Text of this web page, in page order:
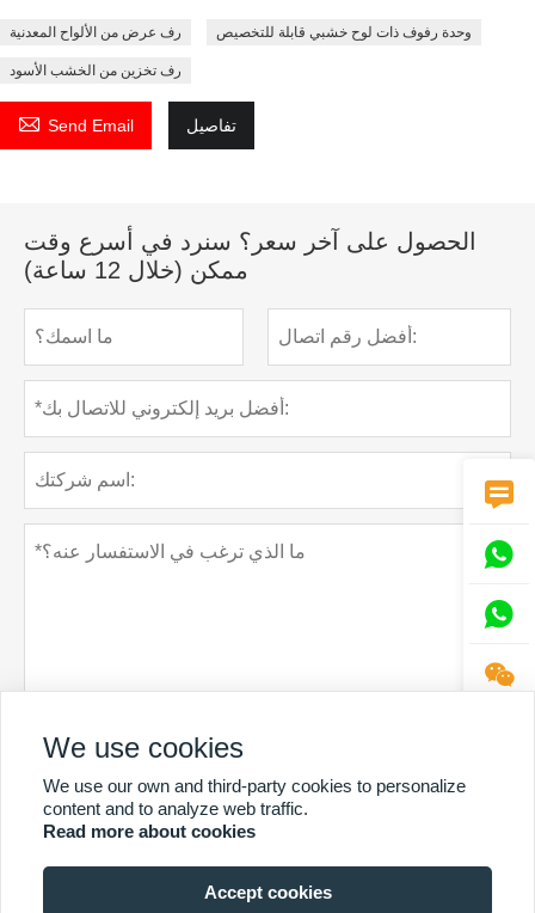
رف عرض من الألواح المعدنية وحدة رفوف ذات لوح خشبي قابلة للتخصيص
رف تخزين من الخشب الأسود
 Send Email تفاصيل
الحصول على آخر سعر؟ سنرد في أسرع وقت
ممكن (خلال 12 ساعة)
سياسة خاصة




We use cookies
We use our own and third-party cookies to personalize
content and to analyze web traffic.
Read more about cookies
Accept cookies